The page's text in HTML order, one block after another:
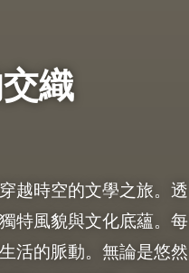
織
越時空的文學之旅。透
特風貌與文化底蘊。每
活的脈動。無論是悠然